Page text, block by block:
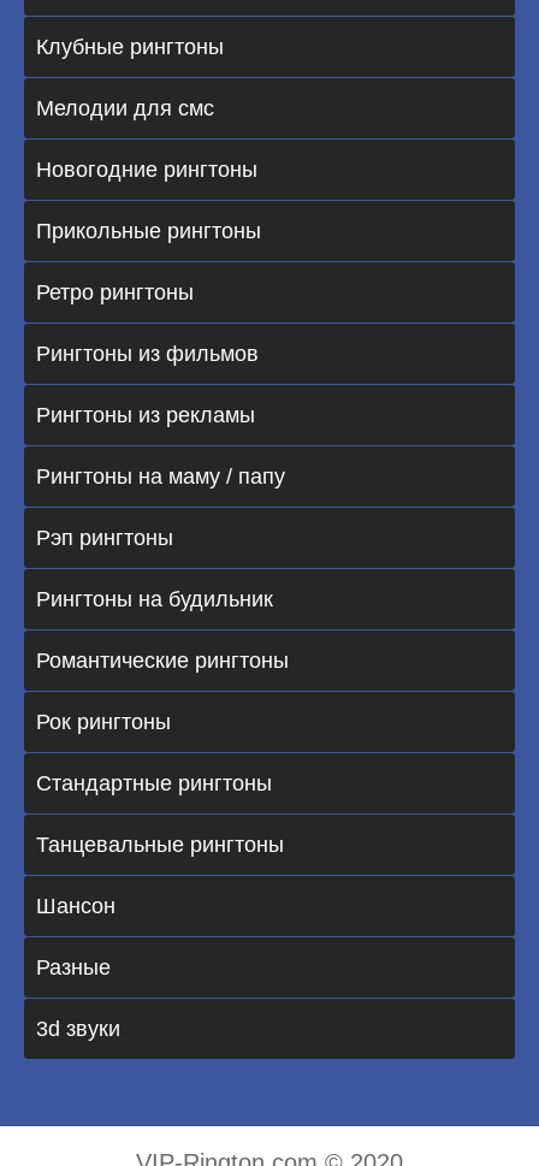
Клубные рингтоны
Мелодии для смс
Новогодние рингтоны
Прикольные рингтоны
Ретро рингтоны
Рингтоны из фильмов
Рингтоны из рекламы
Рингтоны на маму / папу
Рэп рингтоны
Рингтоны на будильник
Романтические рингтоны
Рок рингтоны
Стандартные рингтоны
Танцевальные рингтоны
Шансон
Разные
3d звуки